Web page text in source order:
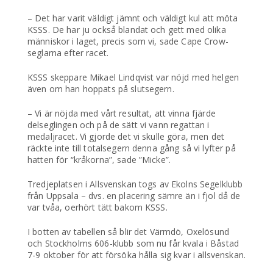
– Det har varit väldigt jämnt och väldigt kul att möta
KSSS. De har ju också blandat och gett med olika
människor i laget, precis som vi, sade Cape Crow-
seglarna efter racet.
KSSS skeppare Mikael Lindqvist var nöjd med helgen
även om han hoppats på slutsegern.
– Vi är nöjda med vårt resultat, att vinna fjärde
delseglingen och på de sätt vi vann regattan i
medaljracet. Vi gjorde det vi skulle göra, men det
räckte inte till totalsegern denna gång så vi lyfter på
hatten för “kråkorna”, sade ”Micke”.
Tredjeplatsen i Allsvenskan togs av Ekolns Segelklubb
från Uppsala – dvs. en placering sämre än i fjol då de
var tvåa, oerhört tätt bakom KSSS.
I botten av tabellen så blir det Värmdö, Oxelösund
och Stockholms 606-klubb som nu får kvala i Båstad
7-9 oktober för att försöka hålla sig kvar i allsvenskan.